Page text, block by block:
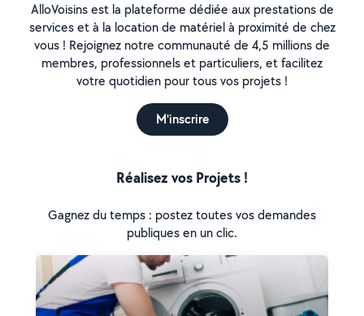
AlloVoisins est la plateforme dédiée aux prestations de
services et à la location de matériel à proximité de chez
vous ! Rejoignez notre communauté de 4,5 millions de
membres, professionnels et particuliers, et facilitez
votre quotidien pour tous vos projets !
M'inscrire
Réalisez vos Projets !
Gagnez du temps : postez toutes vos demandes
publiques en un clic.